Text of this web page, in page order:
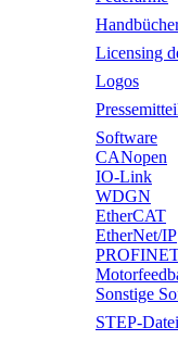
Licensing
Logos
Software
CANopen
IO-Link
WDGN
EtherCAT
EtherNet/IP
Sonstige
STEP-Datei